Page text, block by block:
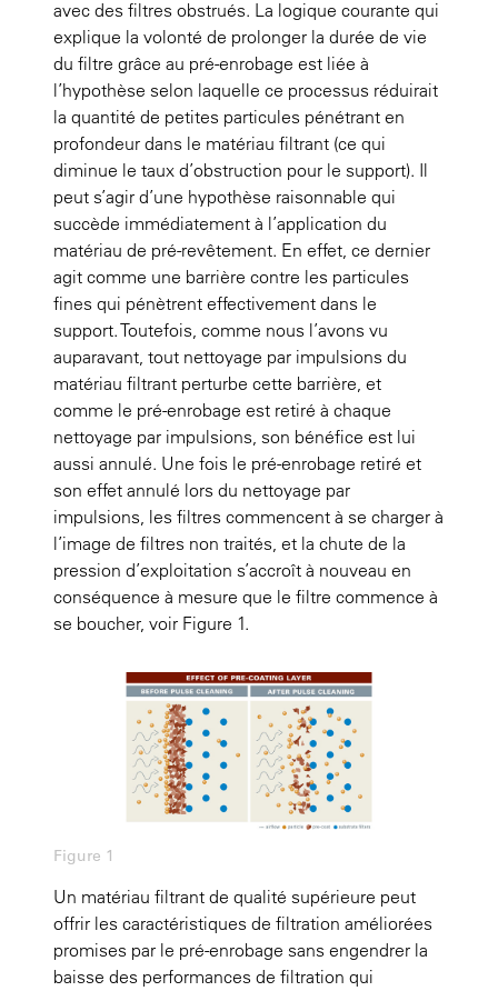
avec des filtres obstrués. La logique courante qui
explique la volonté de prolonger la durée de vie
du filtre grâce au pré-enrobage est liée à
l’hypothèse selon laquelle ce processus réduirait
la quantité de petites particules pénétrant en
profondeur dans le matériau filtrant (ce qui
diminue le taux d’obstruction pour le support). Il
peut s’agir d’une hypothèse raisonnable qui
succède immédiatement à l’application du
matériau de pré-revêtement. En effet, ce dernier
agit comme une barrière contre les particules
fines qui pénètrent effectivement dans le
support. Toutefois, comme nous l’avons vu
auparavant, tout nettoyage par impulsions du
matériau filtrant perturbe cette barrière, et
comme le pré-enrobage est retiré à chaque
nettoyage par impulsions, son bénéfice est lui
aussi annulé. Une fois le pré-enrobage retiré et
son effet annulé lors du nettoyage par
impulsions, les filtres commencent à se charger à
l’image de filtres non traités, et la chute de la
pression d’exploitation s’accroît à nouveau en
conséquence à mesure que le filtre commence à
se boucher, voir Figure 1.
Figure 1
Un matériau filtrant de qualité supérieure peut
offrir les caractéristiques de filtration améliorées
promises par le pré-enrobage sans engendrer la
baisse des performances de filtration qui